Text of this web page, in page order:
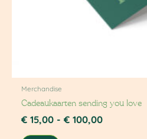
Merchandise
Cadeaukaarten sending you love
€ 15,00 - € 100,00